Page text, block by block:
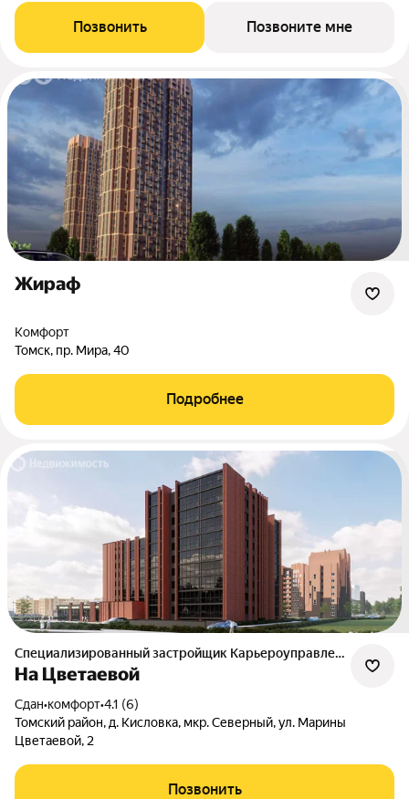
Позвонить Позвоните мне
Жираф
комфорт
Томск, пр. Мира, 40
Подробнее
Специализированный застройщик Карьероуправление
На Цветаевой
Сдан•комфорт•4.1 (6)
Томский район, д. Кисловка, мкр. Северный, ул. Марины
Цветаевой, 2
Позвонить